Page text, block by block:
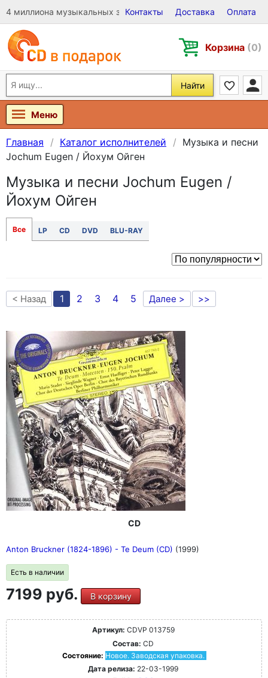
4 миллиона музыкальных записей на Виниле, CD и DVD
Контакты Доставка Оплата
Корзина (0)
Найти
Меню
Главная Каталог исполнителей
Музыка и песни
Jochum Eugen / Йохум Ойген
Музыка и песни Jochum Eugen /
Йохум Ойген
Все LP CD DVD BLU-RAY
< Назад 1 2 3 4 5 Далее > >>
CD
Anton Bruckner (1824-1896) - Te Deum (CD) (1999)
Есть в наличии
7199 руб. В корзину
Артикул: CDVP 013759
Состав: CD
Состояние: Новое. Заводская упаковка.
Дата релиза: 22-03-1999